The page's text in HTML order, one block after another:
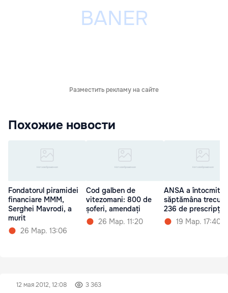
Разместить рекламу на сайте
Похожие новости
Fondatorul piramidei
financiare MMM,
Serghei Mavrodi, a
murit
26 Мар. 13:06
Cod galben de
vitezomani: 800 de
șoferi, amendați
26 Мар. 11:20
ANSA a întocmit
săptămâna trecută
236 de prescripții
19 Мар. 17:40
12 мая 2012, 12:08 3 363